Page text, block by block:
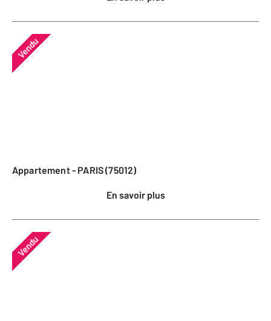
Vendu
Appartement - PARIS (75012)
En savoir plus
Vendu